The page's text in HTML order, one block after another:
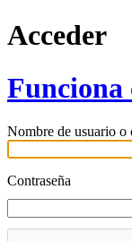
Acceder
Funciona
Nombre de usuario o
Contraseña